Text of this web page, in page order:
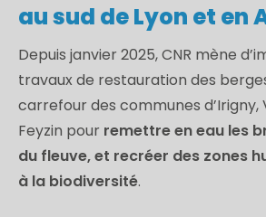
au sud de Lyon et en
Depuis janvier 2025, CNR mène
travaux de restauration des
carrefour des communes d’Irigny,
Feyzin pour remettre en eau les
du fleuve, et recréer des zones
à la biodiversité.